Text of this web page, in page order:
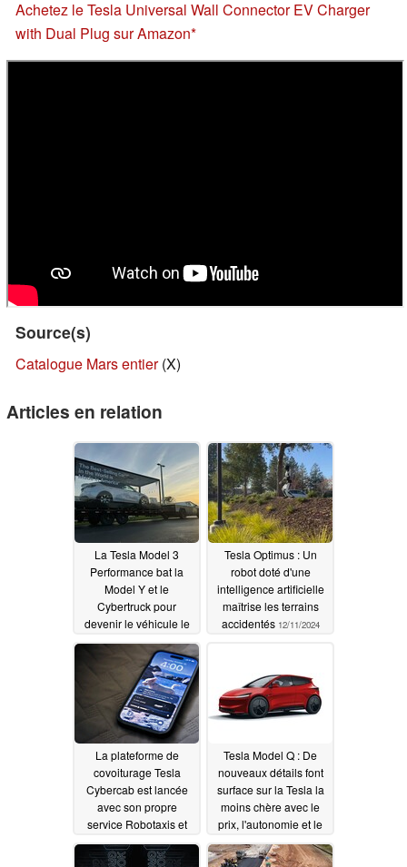
Achetez le Tesla Universal Wall Connector EV Charger
with Dual Plug sur Amazon
Source(s)
Catalogue Mars entier(X)
Articles en relation
La Tesla Model 3
Performance bat la
Model Y et le
Cybertruck pour
devenir le véhicule le
plus américain
12/11/2024
Tesla Optimus : Un
robot doté d'une
intelligence artificielle
maîtrise les terrains
accidentés 12/11/2024
La plateforme de
covoiturage Tesla
Cybercab est lancée
avec son propre
service Robotaxis et
Waymo12/10/2024
Tesla Model Q : De
nouveaux détails font
surface sur la Tesla la
moins chère avec le
prix, l'autonomie et le
calendrier de
lancement pour 2025